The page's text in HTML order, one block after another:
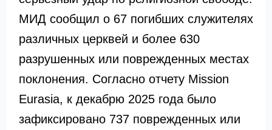
МИД сообщил о 67 погибших служителях
различных церквей и более 630
разрушенных или поврежденных местах
поклонения. Согласно отчету Mission
Eurasia, к декабрю 2025 года было
зафиксировано 737 поврежденных или